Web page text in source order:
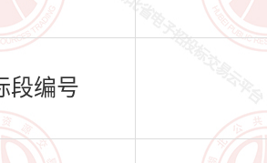
段编号